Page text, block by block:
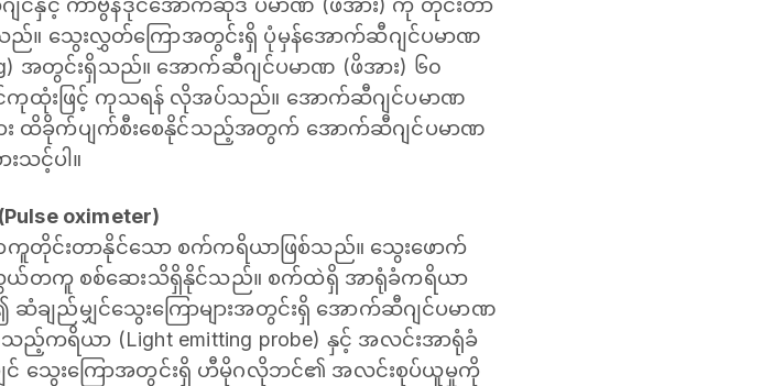
င်နှင့် ကာဗွန်ဒိုင်အောက်ဆိုဒ် ပမာဏ (ဖိအား) ကို တိုင်းတာ
သည်။ သွေးလွှတ်ကြောအတွင်းရှိ ပုံမှန်အောက်ဆီဂျင်ပမာဏ
အတွင်းရှိသည်။ အောက်ဆီဂျင်ပမာဏ (ဖိအား) ၆၀
ကုထုံးဖြင့် ကုသရန် လိုအပ်သည်။ အောက်ဆီဂျင်ပမာဏ
း ထိခိုက်ပျက်စီးစေနိုင်သည့်အတွက် ‌အောက်ဆီဂျင်ပမာဏ
သင့်ပါ။
oximeter)
တကူတိုင်းတာနိုင်သော စက်ကရိယာဖြစ်သည်။ သွေးဖောက်
တကူ စစ်ဆေးသိရှိနိုင်သည်။ စက်ထဲရှိ အာရုံခံကရိယာ
ဆံချည်မျှင်သွေးကြောများအတွင်းရှိ အောက်ဆီဂျင်ပမာဏ
ာ (Light emitting probe) နှင့် အလင်းအာရုံခံ
ျှင် သွေးကြောအတွင်းရှိ ဟီမိုဂလိုဘင်၏ အလင်းစုပ်ယူမှုကို